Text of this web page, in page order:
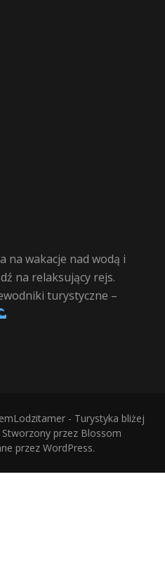
na wakacje nad wodą i
na relaksujący rejs.
turystyczne –
- Turystyka bliżej
przez Blossom
przez WordPress.